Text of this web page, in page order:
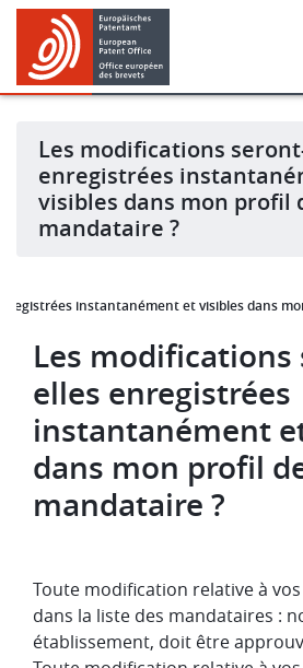
Skip
main
content
Skip
footer
Les modifications
enregistrées
visibles dans mon profil
mandataire ?
instantanément et visibles dans
Les modifications
elles enregistrées
instantanément
dans mon profil
mandataire ?
Toute modification relative à
dans la liste des mandataires :
établissement, doit être